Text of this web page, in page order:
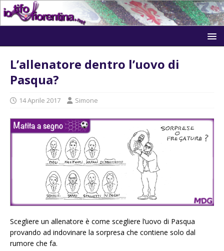
L’allenatore dentro l’uovo di
Pasqua?
14 Aprile 2017 Simone
Scegliere un allenatore è come scegliere l’uovo di Pasqua
provando ad indovinare la sorpresa che contiene solo dal
rumore che fa.